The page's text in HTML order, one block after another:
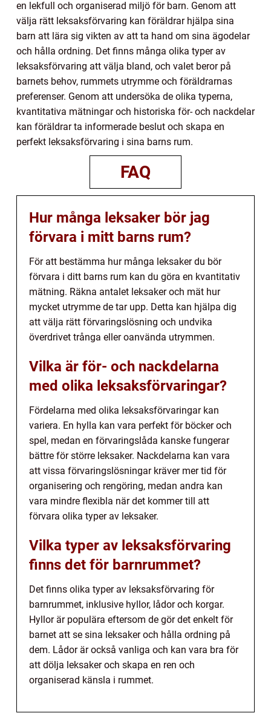
en lekfull och organiserad miljö för barn. Genom att
välja rätt leksaksförvaring kan föräldrar hjälpa sina
barn att lära sig vikten av att ta hand om sina ägodelar
och hålla ordning. Det finns många olika typer av
leksaksförvaring att välja bland, och valet beror på
barnets behov, rummets utrymme och föräldrarnas
preferenser. Genom att undersöka de olika typerna,
kvantitativa mätningar och historiska för- och nackdelar
kan föräldrar ta informerade beslut och skapa en
perfekt leksaksförvaring i sina barns rum.
FAQ
Hur många leksaker bör jag
förvara i mitt barns rum?
För att bestämma hur många leksaker du bör
förvara i ditt barns rum kan du göra en kvantitativ
mätning. Räkna antalet leksaker och mät hur
mycket utrymme de tar upp. Detta kan hjälpa dig
att välja rätt förvaringslösning och undvika
överdrivet trånga eller oanvända utrymmen.
Vilka är för- och nackdelarna
med olika leksaksförvaringar?
Fördelarna med olika leksaksförvaringar kan
variera. En hylla kan vara perfekt för böcker och
spel, medan en förvaringslåda kanske fungerar
bättre för större leksaker. Nackdelarna kan vara
att vissa förvaringslösningar kräver mer tid för
organisering och rengöring, medan andra kan
vara mindre flexibla när det kommer till att
förvara olika typer av leksaker.
Vilka typer av leksaksförvaring
finns det för barnrummet?
Det finns olika typer av leksaksförvaring för
barnrummet, inklusive hyllor, lådor och korgar.
Hyllor är populära eftersom de gör det enkelt för
barnet att se sina leksaker och hålla ordning på
dem. Lådor är också vanliga och kan vara bra för
att dölja leksaker och skapa en ren och
organiserad känsla i rummet.